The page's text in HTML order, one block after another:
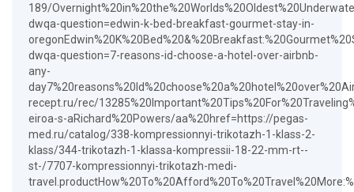
189/
dwqa-question=edwin-k-bed-breakfast-gourmet-stay-in-
dwqa-question=7-reasons-id-choose-a-hotel-over-airbnb-
any-
recept.ru/rec/
eiroa-s-aRichard%20Powers/aa%20href=https://pegas-
med.ru/catalog/338-kompressionnyi-trikotazh-1-klass-2-
klass/344-trikotazh-1-klassa-kompressii-18-22-mm-rt--
st-/7707-kompressionnyi-trikotazh-medi-